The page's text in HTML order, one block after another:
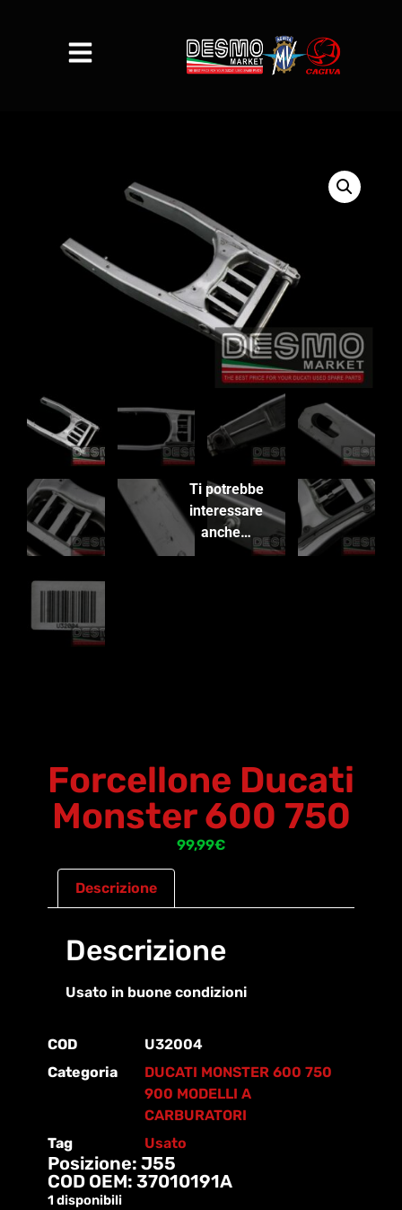
Forcellone Ducati
Monster 600 750
99,99€
Descrizione
Descrizione
Usato in buone condizioni
COD
U32004
Categoria
DUCATI MONSTER 600 750
900 MODELLI A
CARBURATORI
Tag
Usato
Posizione: J55
COD OEM: 37010191A
1 disponibili
Ti potrebbe
interessare
anche…